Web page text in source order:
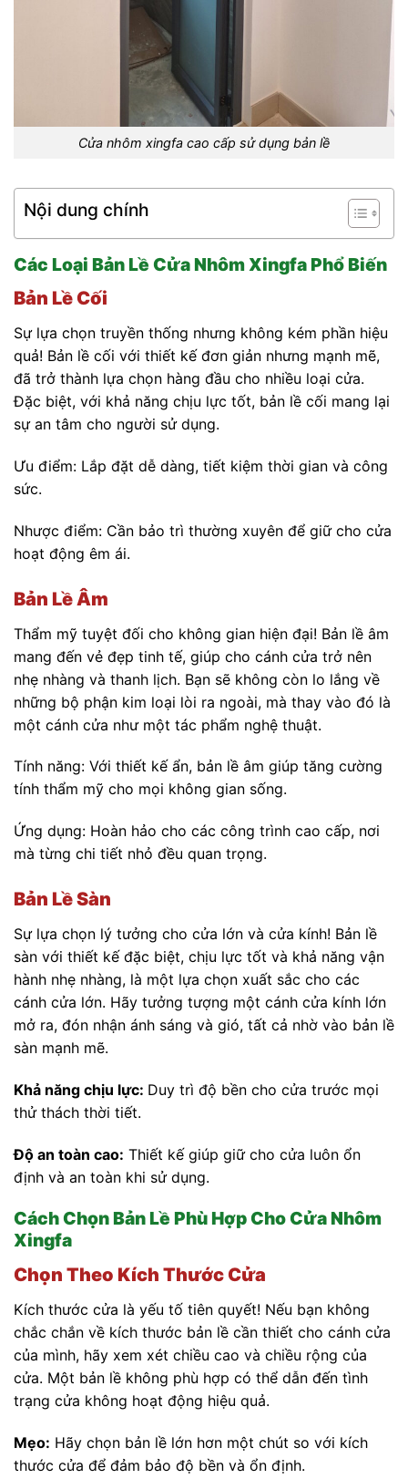
Cửa nhôm xingfa cao cấp sử dụng bản lề
Nội dung chính
Các Loại Bản Lề Cửa Nhôm Xingfa Phổ Biến
Bản Lề Cối
Sự lựa chọn truyền thống nhưng không kém phần hiệu
quả! Bản lề cối với thiết kế đơn giản nhưng mạnh mẽ,
đã trở thành lựa chọn hàng đầu cho nhiều loại cửa.
Đặc biệt, với khả năng chịu lực tốt, bản lề cối mang lại
sự an tâm cho người sử dụng.
Ưu điểm: Lắp đặt dễ dàng, tiết kiệm thời gian và công
sức.
Nhược điểm: Cần bảo trì thường xuyên để giữ cho cửa
hoạt động êm ái.
Bản Lề Âm
Thẩm mỹ tuyệt đối cho không gian hiện đại! Bản lề âm
mang đến vẻ đẹp tinh tế, giúp cho cánh cửa trở nên
nhẹ nhàng và thanh lịch. Bạn sẽ không còn lo lắng về
những bộ phận kim loại lòi ra ngoài, mà thay vào đó là
một cánh cửa như một tác phẩm nghệ thuật.
Tính năng: Với thiết kế ẩn, bản lề âm giúp tăng cường
tính thẩm mỹ cho mọi không gian sống.
Ứng dụng: Hoàn hảo cho các công trình cao cấp, nơi
mà từng chi tiết nhỏ đều quan trọng.
Bản Lề Sàn
Sự lựa chọn lý tưởng cho cửa lớn và cửa kính! Bản lề
sàn với thiết kế đặc biệt, chịu lực tốt và khả năng vận
hành nhẹ nhàng, là một lựa chọn xuất sắc cho các
cánh cửa lớn. Hãy tưởng tượng một cánh cửa kính lớn
mở ra, đón nhận ánh sáng và gió, tất cả nhờ vào bản lề
sàn mạnh mẽ.
Khả năng chịu lực: Duy trì độ bền cho cửa trước mọi
thử thách thời tiết.
Độ an toàn cao: Thiết kế giúp giữ cho cửa luôn ổn
định và an toàn khi sử dụng.
Cách Chọn Bản Lề Phù Hợp Cho Cửa Nhôm
Xingfa
Chọn Theo Kích Thước Cửa
Kích thước cửa là yếu tố tiên quyết! Nếu bạn không
chắc chắn về kích thước bản lề cần thiết cho cánh cửa
của mình, hãy xem xét chiều cao và chiều rộng của
cửa. Một bản lề không phù hợp có thể dẫn đến tình
trạng cửa không hoạt động hiệu quả.
Mẹo: Hãy chọn bản lề lớn hơn một chút so với kích
thước cửa để đảm bảo độ bền và ổn định.